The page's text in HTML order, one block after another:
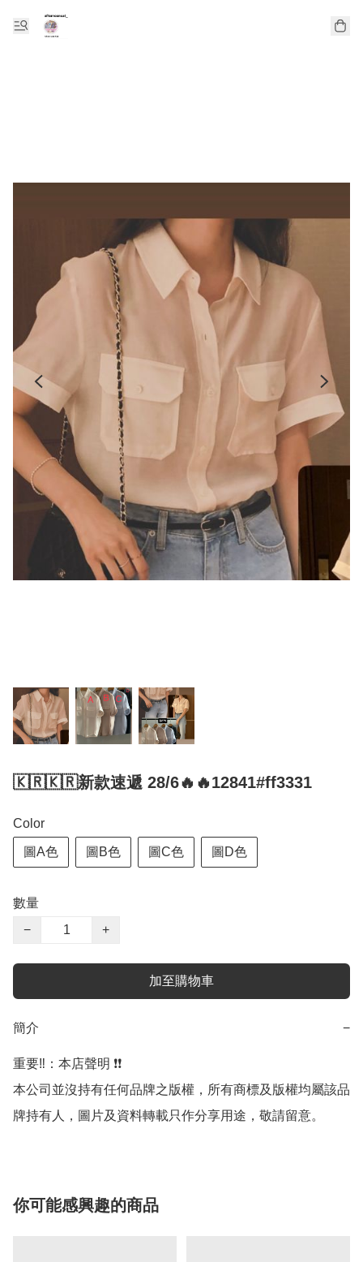
🇰🇷🇰🇷新款速遞 28/6🔥🔥12841#ff3331
Color
圖A色 圖B色 圖C色 圖D色
數量
−
+
加至購物車
簡介 −
重要‼️：本店聲明 ❗️❗️
本公司並沒持有任何品牌之版權，所有商標及版權均屬該品
牌持有人，圖片及資料轉載只作分享用途，敬請留意。
你可能感興趣的商品